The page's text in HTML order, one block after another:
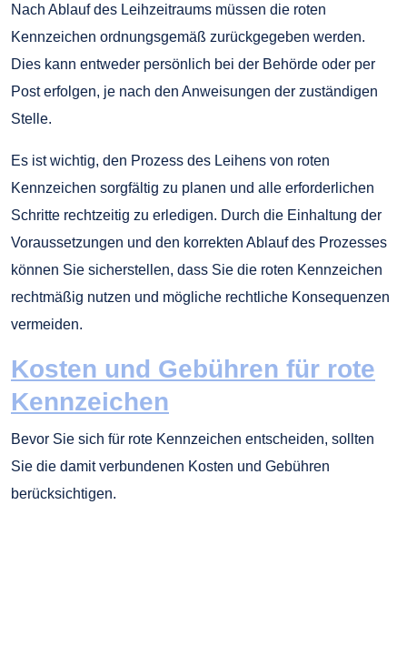
Nach Ablauf des Leihzeitraums müssen die roten
Kennzeichen ordnungsgemäß zurückgegeben werden.
Dies kann entweder persönlich bei der Behörde oder per
Post erfolgen, je nach den Anweisungen der zuständigen
Stelle.
Es ist wichtig, den Prozess des Leihens von roten
Kennzeichen sorgfältig zu planen und alle erforderlichen
Schritte rechtzeitig zu erledigen. Durch die Einhaltung der
Voraussetzungen und den korrekten Ablauf des Prozesses
können Sie sicherstellen, dass Sie die roten Kennzeichen
rechtmäßig nutzen und mögliche rechtliche Konsequenzen
vermeiden.
Kosten und Gebühren für rote
Kennzeichen
Bevor Sie sich für rote Kennzeichen entscheiden, sollten
Sie die damit verbundenen Kosten und Gebühren
berücksichtigen.